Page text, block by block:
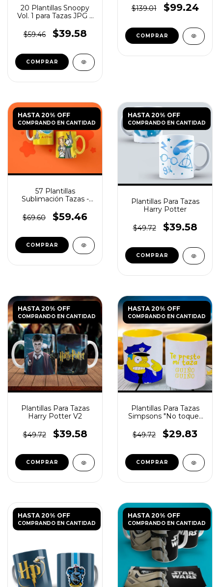
20 Plantillas Snoopy
Vol. 1 para Tazas JPG y
$59.46
$39.58
Avengers
$139.01 $99.24
HASTA 20% OFF
COMPRANDO EN CANTIDAD
57 Plantillas
Sublimación Tazas -
Retro
$69.60 $59.46
HASTA 20% OFF
COMPRANDO EN CANTIDAD
Plantillas Para Tazas
Harry Potter
$49.72 $39.58
HASTA 20% OFF
COMPRANDO EN CANTIDAD
Plantillas Para Tazas
Harry Potter V2
$49.72 $39.58
HASTA 20% OFF
COMPRANDO EN CANTIDAD
Plantillas Para Tazas
Simpsons "No toques
$49.72
$29.83
HASTA 20% OFF
COMPRANDO EN CANTIDAD
HASTA 20% OFF
COMPRANDO EN CANTIDAD